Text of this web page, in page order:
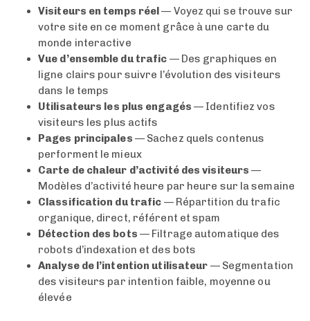
Visiteurs en temps réel— Voyez qui se trouve sur
votre site en ce moment grâce à une carte du
monde interactive
Vue d’ensemble du trafic — Des graphiques en
ligne clairs pour suivre l’évolution des visiteurs
dans le temps
Utilisateurs les plus engagés — Identifiez vos
visiteurs les plus actifs
Pages principales — Sachez quels contenus
performent le mieux
Carte de chaleur d’activité des visiteurs —
Modèles d’activité heure par heure sur la semaine
Classification du trafic — Répartition du trafic
organique, direct, référent et spam
Détection des bots — Filtrage automatique des
robots d’indexation et des bots
Analyse de l’intention utilisateur — Segmentation
des visiteurs par intention faible, moyenne ou
élevée